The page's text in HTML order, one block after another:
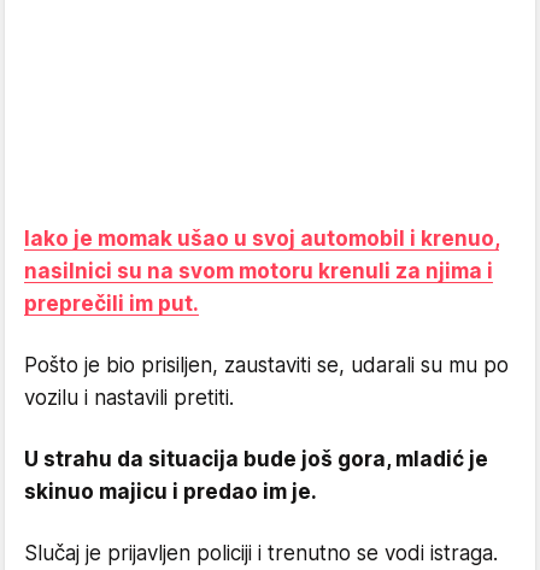
Iako je momak ušao u svoj automobil i krenuo,
nasilnici su na svom motoru krenuli za njima i
preprečili im put.
Pošto je bio prisiljen, zaustaviti se, udarali su mu po
vozilu i nastavili pretiti.
U strahu da situacija bude još gora, mladić je
skinuo majicu i predao im je.
Slučaj je prijavljen policiji i trenutno se vodi istraga.